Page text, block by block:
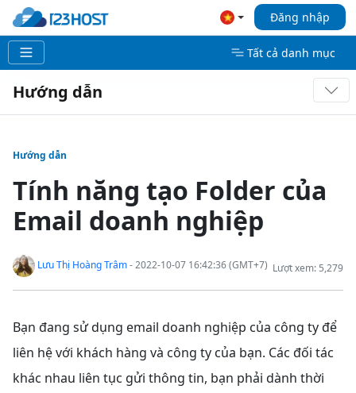
Đăng nhập
Tất cả danh mục
Hướng dẫn
Hướng dẫn
Tính năng tạo Folder của
Email doanh nghiệp
Lượt xem: 5,279
Lưu Thị Hoàng Trâm- 2022-10-07 16:42:36 (GMT+7)
Bạn đang sử dụng email doanh nghiệp của công ty để
liên hệ với khách hàng và công ty của bạn. Các đối tác
khác nhau liên tục gửi thông tin, bạn phải dành thời